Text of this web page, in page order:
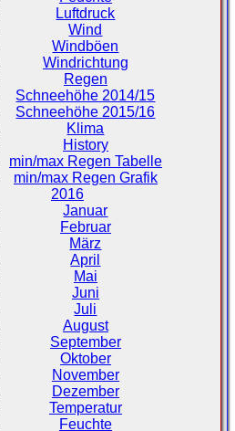
Luftdruck
Wind
Windböen
Windrichtung
Regen
Schneehöhe 2014/15
Schneehöhe 2015/16
Klima
History
min/max Regen Tabelle
min/max Regen Grafik
2016
Januar
Februar
März
April
Mai
Juni
Juli
August
September
Oktober
November
Dezember
Temperatur
Feuchte